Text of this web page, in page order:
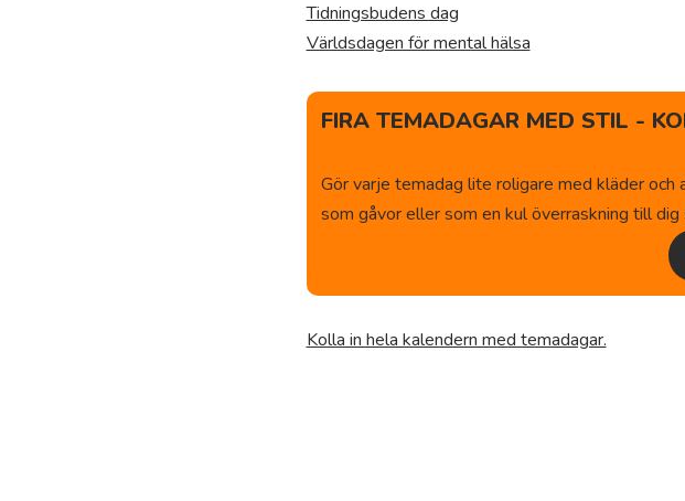
Tidningsbudens dag
Världsdagen för mental hälsa
FIRA TEMADAGAR MED STIL -
Gör varje temadag lite roligare med kläder och
som gåvor eller som en kul överraskning till
Kolla in hela kalendern med temadagar.